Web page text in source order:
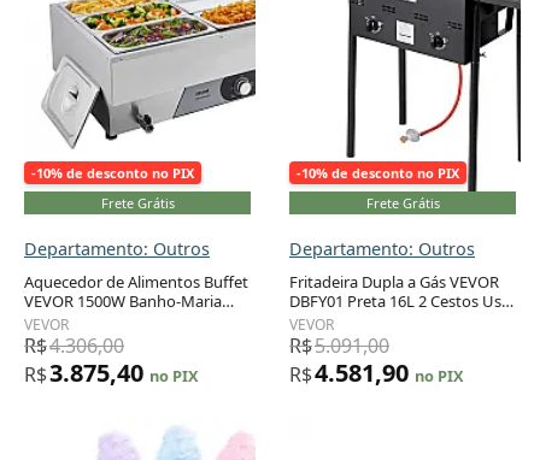
-10% de desconto no PIX
Frete Grátis
Departamento: Outros
Aquecedor de Alimentos Buffet
VEVOR 1500W Banho-Maria
Inox 6 Cubas 1/3 Tampa Buffet
110V
VEVOR
R$4.306,00
R$3.875,40 no PIX
-10% de desconto no PIX
Frete Grátis
Departamento: Outros
Fritadeira Dupla a Gás VEVOR
DBFY01 Preta 16L 2 Cestos Uso
Externo Regulador CSA
VEVOR
R$5.091,00
R$4.581,90 no PIX
Adicionar ao carrinho Adicionar ao carrinho